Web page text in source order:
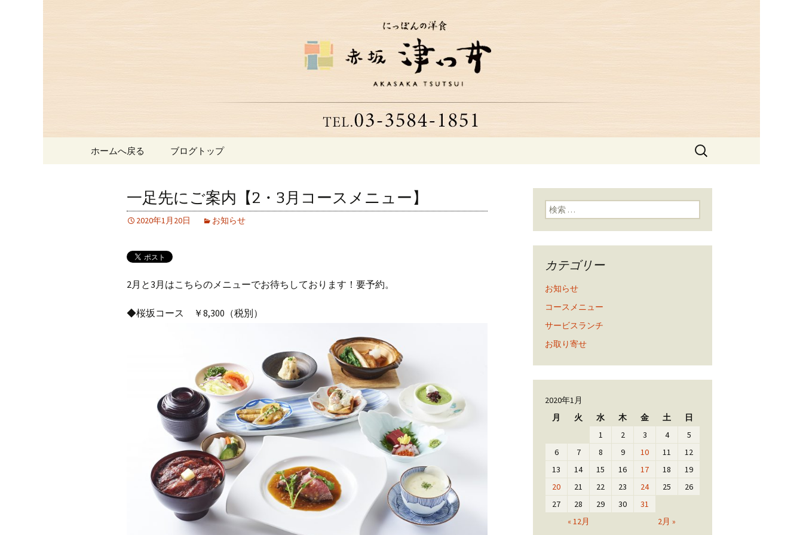
赤坂にある老舗洋食店「津つ井」からの
コンテンツへ移動
ホームへ戻る ブログトップ
検
一足先にご案内【2・3月コースメニュー】
2020年1月20日 お知らせ
2月と3月はこちらのメニューでお待ちしております！要予約。
◆桜坂コース ￥8,300（税別）
検索:
カテゴリー
お知らせ
コースメニュー
サービスランチ
お取り寄せ
2020年1月
月
火 水 木 金 土 日
« 12月 2月 »
1 2 3 4
5
6
7 8 9 10 11
12
13
14 15 16 17 18
19
20
21 22 23 24 25
26
27
28 29 30 31